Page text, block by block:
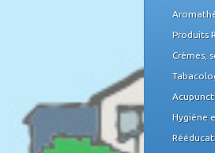
Produits
Crèmes,
Hygiène